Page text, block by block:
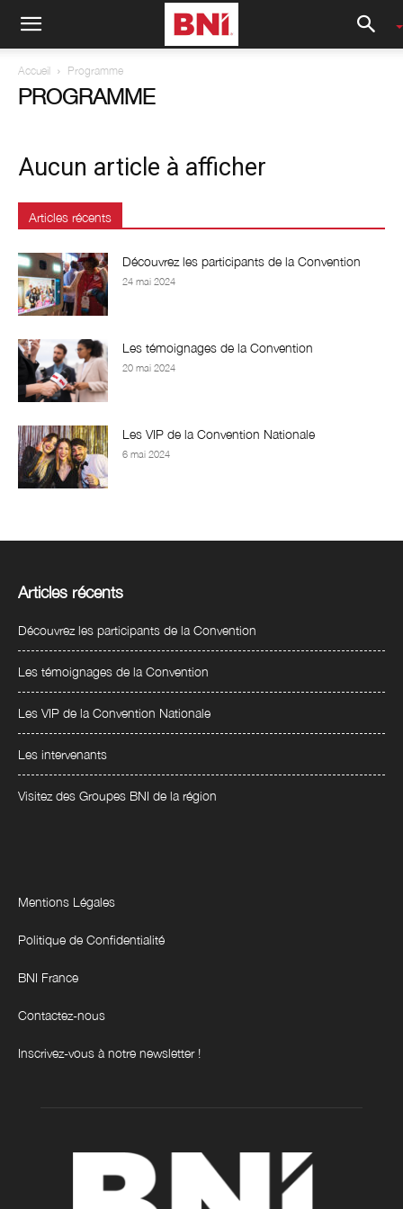
Accueil Programme
PROGRAMME
Aucun article à afficher
Articles récents
Découvrez les participants de la Convention
24 mai 2024
Les témoignages de la Convention
20 mai 2024
Les VIP de la Convention Nationale
6 mai 2024
Articles récents
Découvrez les participants de la Convention
Les témoignages de la Convention
Les VIP de la Convention Nationale
Les intervenants
Visitez des Groupes BNI de la région
Mentions Légales
Politique de Confidentialité
BNI France
Contactez-nous
Inscrivez-vous à notre newsletter !